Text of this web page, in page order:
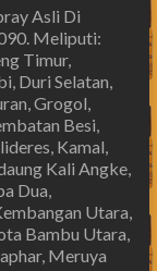
Asli Di
Meliputi:
Timur,
Duri Selatan,
Grogol,
Besi,
Kamal,
Kali Angke,
Dua,
Utara,
Bambu Utara,
Meruya